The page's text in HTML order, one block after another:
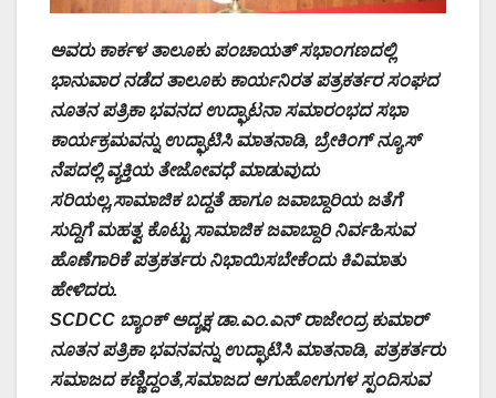
ಅವರು ಕಾರ್ಕಳ ತಾಲೂಕು ಪಂಚಾಯತ್ ಸಭಾಂಗಣದಲ್ಲಿ
ಭಾನುವಾರ ನಡೆದ ತಾಲೂಕು ಕಾರ್ಯನಿರತ ಪತ್ರಕರ್ತರ ಸಂಘದ
ನೂತನ ಪತ್ರಿಕಾ ಭವನದ ಉದ್ಘಾಟನಾ ಸಮಾರಂಭದ ಸಭಾ
ಕಾರ್ಯಕ್ರಮವನ್ನು ಉದ್ಘಾಟಿಸಿ ಮಾತನಾಡಿ, ಬ್ರೇಕಿಂಗ್ ನ್ಯೂಸ್
ನೆಪದಲ್ಲಿ ವ್ಯಕ್ತಿಯ ತೇಜೋವಧೆ ಮಾಡುವುದು
ಸರಿಯಲ್ಲ,ಸಾಮಾಜಿಕ ಬದ್ದತೆ ಹಾಗೂ ಜವಾಬ್ದಾರಿಯ ಜತೆಗೆ
ಸುದ್ದಿಗೆ ಮಹತ್ವ ಕೊಟ್ಟು ಸಾಮಾಜಿಕ ಜವಾಬ್ದಾರಿ ನಿರ್ವಹಿಸುವ
ಹೊಣೆಗಾರಿಕೆ ಪತ್ರಕರ್ತರು ನಿಭಾಯಿಸಬೇಕೆಂದು ಕಿವಿಮಾತು
ಹೇಳಿದರು.
SCDCC ಬ್ಯಾಂಕ್ ಅದ್ಯಕ್ಷ ಡಾ.ಎಂ.ಎನ್ ರಾಜೇಂದ್ರ ಕುಮಾರ್
ನೂತನ ಪತ್ರಿಕಾ ಭವನವನ್ನು ಉದ್ಘಾಟಿಸಿ ಮಾತನಾಡಿ, ಪತ್ರಕರ್ತರು
ಸಮಾಜದ ಕಣ್ಣಿದ್ದಂತೆ,ಸಮಾಜದ ಆಗುಹೋಗುಗಳ ಸ್ಪಂದಿಸುವ